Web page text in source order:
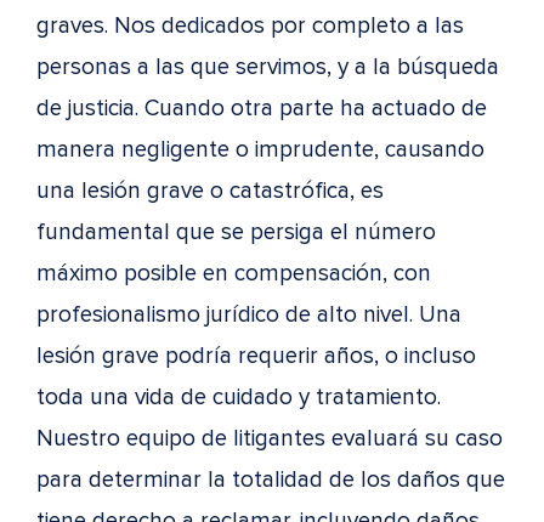
graves. Nos dedicados por completo a las
personas a las que servimos, y a la búsqueda
de justicia. Cuando otra parte ha actuado de
manera negligente o imprudente, causando
una lesión grave o catastrófica, es
fundamental que se persiga el número
máximo posible en compensación, con
profesionalismo jurídico de alto nivel. Una
lesión grave podría requerir años, o incluso
toda una vida de cuidado y tratamiento.
Nuestro equipo de litigantes evaluará su caso
para determinar la totalidad de los daños que